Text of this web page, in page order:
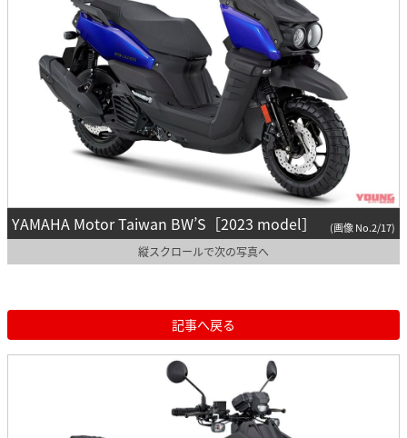
YAMAHA Motor Taiwan BW’S［2023 model］ (画像 No.2/17)
縦スクロールで次の写真へ
記事へ戻る